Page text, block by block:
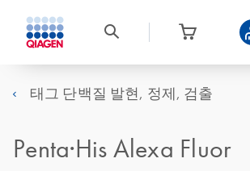
태그 단백질 발현, 정제, 검출
Penta·His Alexa Fluor